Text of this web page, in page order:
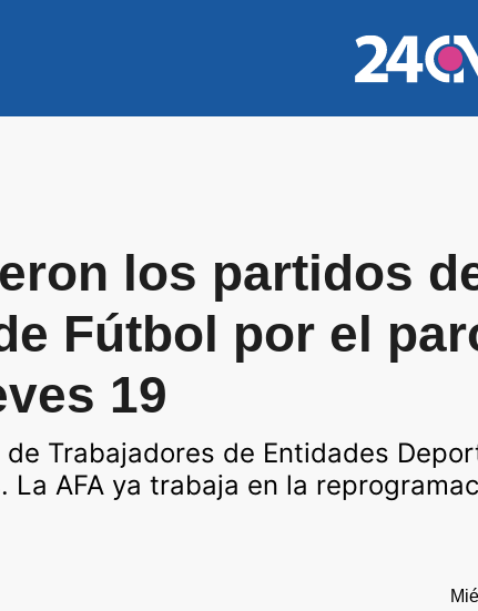
los partidos
Fútbol por el
19
Trabajadores de Entidades
La AFA ya trabaja en la